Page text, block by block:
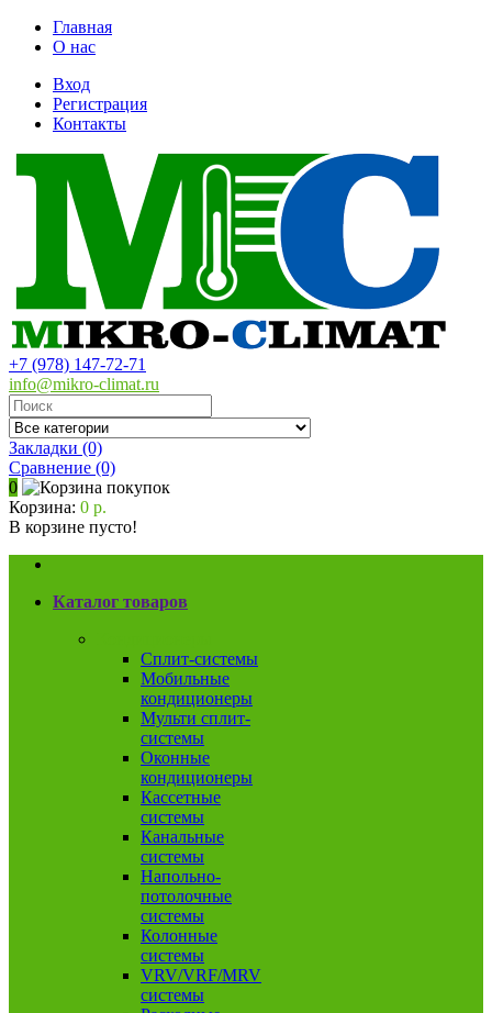
Главная
О нас
Вход
Регистрация
Контакты
+7 (978) 147-72-71
info@mikro-climat.ru
Закладки (0)
Сравнение (0)
0
Корзина: 0 р.
В корзине пусто!
Каталог товаров
Сплит-системы
Мобильные
кондиционеры
Мульти сплит-
системы
Оконные
кондиционеры
Кассетные
системы
Канальные
системы
Напольно-
потолочные
системы
Колонные
системы
VRV/VRF/MRV
системы